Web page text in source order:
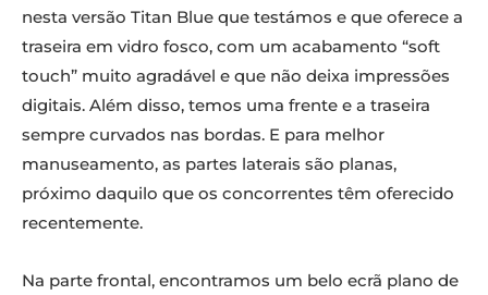
nesta versão Titan Blue que testámos e que oferece a
traseira em vidro fosco, com um acabamento “soft
touch” muito agradável e que não deixa impressões
digitais. Além disso, temos uma frente e a traseira
sempre curvados nas bordas. E para melhor
manuseamento, as partes laterais são planas,
próximo daquilo que os concorrentes têm oferecido
recentemente.
Na parte frontal, encontramos um belo ecrã plano de